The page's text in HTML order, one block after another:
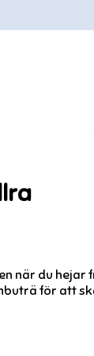
när du hejar
för att